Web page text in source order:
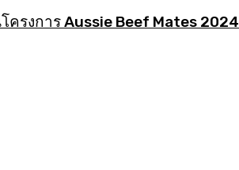
ครงการ Aussie Beef Mates 2024